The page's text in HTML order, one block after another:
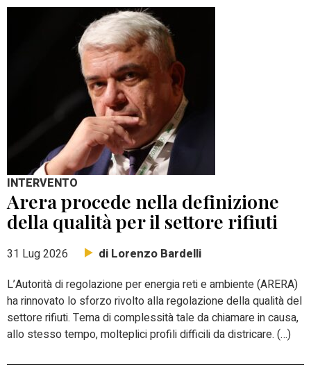
INTERVENTO
Arera procede nella definizione
della qualità per il settore rifiuti
31 Lug 2026 di Lorenzo Bardelli
L’Autorità di regolazione per energia reti e ambiente (ARERA)
ha rinnovato lo sforzo rivolto alla regolazione della qualità del
settore rifiuti. Tema di complessità tale da chiamare in causa,
allo stesso tempo, molteplici profili difficili da districare. (…)